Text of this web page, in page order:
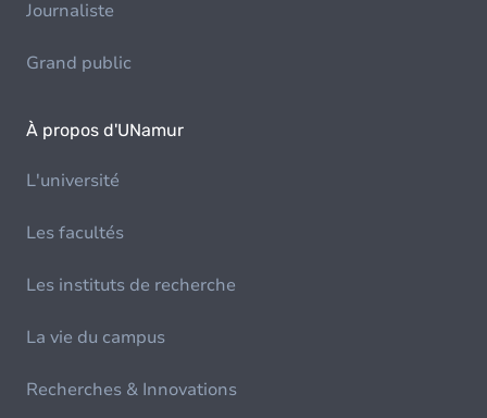
Journaliste
Grand public
À propos d'UNamur
L'université
Les facultés
Les instituts de recherche
La vie du campus
Recherches & Innovations